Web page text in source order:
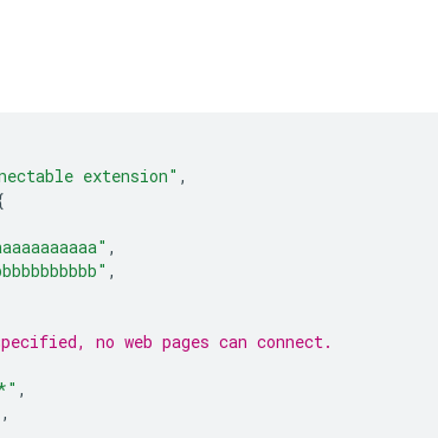
extension" ,
,
,
no web pages can connect.
,
,